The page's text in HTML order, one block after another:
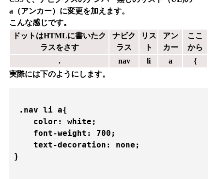
a（アンカー）に変更を加えます。
こんな感じです。
ドットはHTMLに書いたク
ラスをさす
ナビク
ラス
リス
ト
アン
カー
ここ
から
.
nav li a
{
実際には下のようにします。
.nav li a{
    color: white;
    font-weight: 700;
    text-decoration: none;
}